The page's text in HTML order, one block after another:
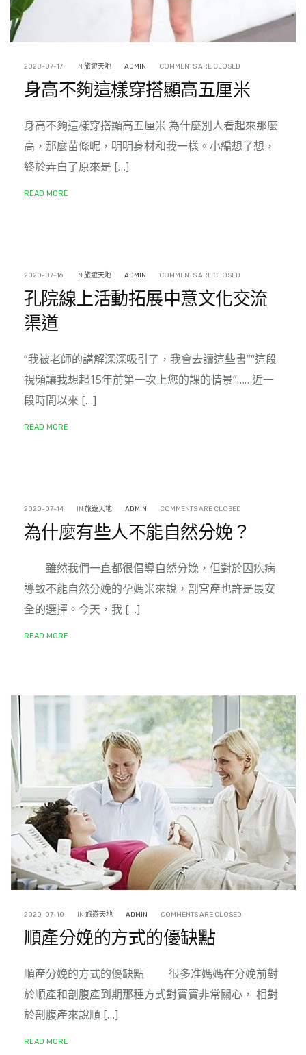
2020-07-17 IN 旅遊天地 ADMIN COMMENTS ARE CLOSED
身高不夠這樣穿搭顯高五厘米
身高不夠這樣穿搭顯高五厘米 為什麼別人看起來那麼
高，那麼苗條呢，明明身材和我一樣。小編想了想，
終於弄白了原來是 […]
READ MORE
2020-07-16 IN 旅遊天地 ADMIN COMMENTS ARE CLOSED
孔院線上活動拓展中意文化交流
渠道
“我被老師的講解深深吸引了，我會去讀這些書”“這段
視頻讓我想起15年前第一次上您的課的情景”……近一
段時間以來 […]
READ MORE
2020-07-14 IN 旅遊天地 ADMIN COMMENTS ARE CLOSED
為什麼有些人不能自然分娩？
雖然我們一直都很倡導自然分娩，但對於因疾病
導致不能自然分娩的孕媽米來說，剖宮產也許是最安
全的選擇。今天，我 […]
READ MORE
2020-07-10 IN 旅遊天地 ADMIN COMMENTS ARE CLOSED
順產分娩的方式的優缺點
順產分娩的方式的優缺點 很多准媽媽在分娩前對
於順產和剖腹產到期那種方式對寶寶非常關心， 相對
於剖腹產來說順 […]
READ MORE